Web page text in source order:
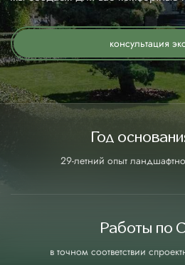
Благоустройство
Мощение дорожек
Цена 1
Устройство дренажей
Автоматический полив
Озеленение
Посадка растений
Цена 1 м² газона
консультация
Год
29-летний опыт
Работы по
в точном соответствии с